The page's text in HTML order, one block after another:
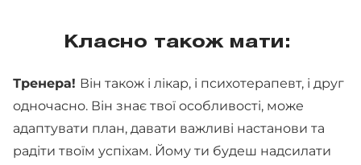
Класно також мати:
Тренера! Він також і лікар, і психотерапевт, і друг
одночасно. Він знає твої особливості, може
адаптувати план, давати важливі настанови та
радіти твоїм успіхам. Йому ти будеш надсилати